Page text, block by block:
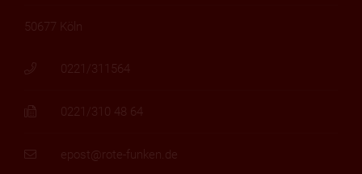
50677 Köln
0221/311564
0221/310 48 64
epost@rote-funken.de